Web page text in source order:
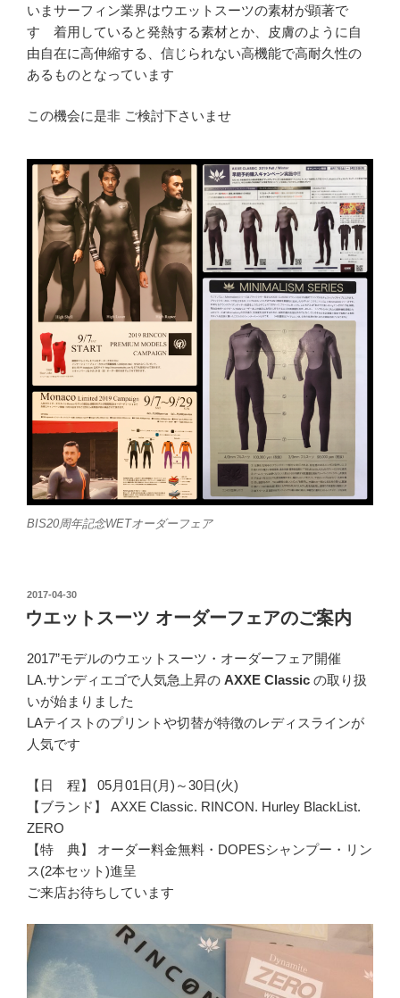
いまサーフィン業界はウエットスーツの素材が顕著で
す 着用していると発熱する素材とか、皮膚のように自
由自在に高伸縮する、信じられない高機能で高耐久性の
あるものとなっています
この機会に是非 ご検討下さいませ
BIS20周年記念WETオーダーフェア
投
稿
日:
2017-04-30
ウエットスーツ オーダーフェアのご案内
2017”モデルのウエットスーツ・オーダーフェア開催
LA.サンディエゴで人気急上昇の AXXE Classic の取り扱
いが始まりました
LAテイストのプリントや切替が特徴のレディスラインが
人気です
【日 程】 05月01日(月)～30日(火)
【ブランド】 AXXE Classic. RINCON. Hurley BlackList.
ZERO
【特 典】 オーダー料金無料・DOPESシャンプー・リン
ス(2本セット)進呈
ご来店お待ちしています